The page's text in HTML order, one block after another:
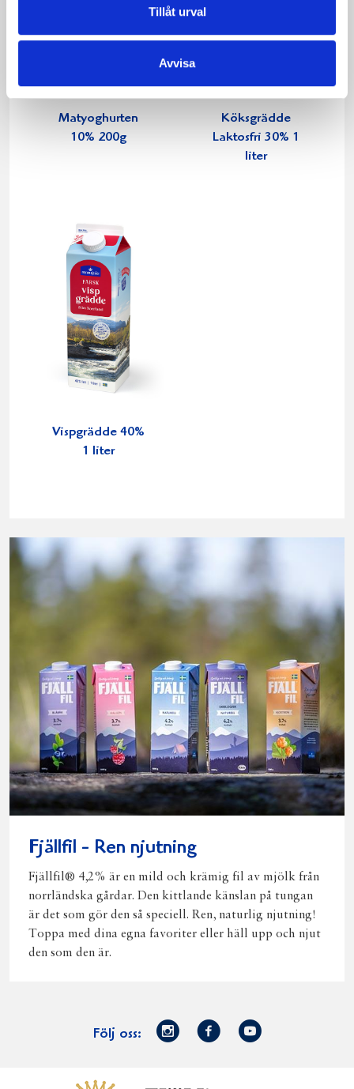
Tillåt urval
Avvisa
Matyoghurten
10% 200g
Köksgrädde
Laktosfri 30% 1
liter
Vispgrädde 40%
1 liter
Fjällfil - Ren njutning
Fjällfil® 4,2% är en mild och krämig fil av mjölk från
norrländska gårdar. Den kittlande känslan på tungan
är det som gör den så speciell. Ren, naturlig njutning!
Toppa med dina egna favoriter eller häll upp och njut
den som den är.
Följ oss:
Norrmejerier
Facebook
Youtube
VästerbottensostFjällfil